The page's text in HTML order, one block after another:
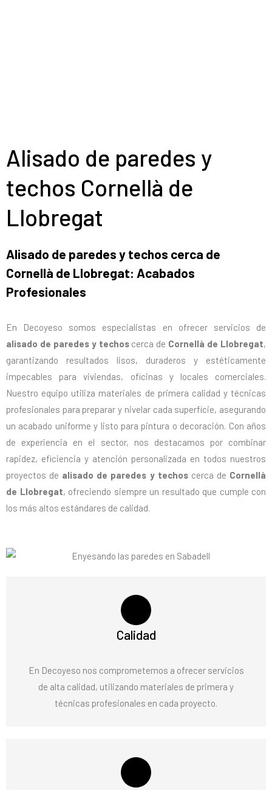
Alisado de paredes y
techos Cornellà de
Llobregat
Alisado de paredes y techos cerca de
Cornellà de Llobregat: Acabados
Profesionales
En Decoyeso somos especialistas en ofrecer servicios de
alisado de paredes y techos cerca de Cornellà de Llobregat,
garantizando resultados lisos, duraderos y estéticamente
impecables para viviendas, oficinas y locales comerciales.
Nuestro equipo utiliza materiales de primera calidad y técnicas
profesionales para preparar y nivelar cada superficie, asegurando
un acabado uniforme y listo para pintura o decoración. Con años
de experiencia en el sector, nos destacamos por combinar
rapidez, eficiencia y atención personalizada en todos nuestros
proyectos de alisado de paredes y techos cerca de Cornellà
de Llobregat, ofreciendo siempre un resultado que cumple con
los más altos estándares de calidad.
Calidad
En Decoyeso nos comprometemos a ofrecer servicios
de alta calidad, utilizando materiales de primera y
técnicas profesionales en cada proyecto.